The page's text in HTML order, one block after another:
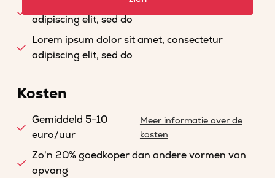
Lorem ipsum dolor sit amet, consectetur
adipiscing elit, sed do
Lorem ipsum dolor sit amet, consectetur
adipiscing elit, sed do
Kosten
Gemiddeld 5-10
euro/uur
Meer informatie over de
kosten
Zo'n 20% goedkoper dan andere vormen van
opvang